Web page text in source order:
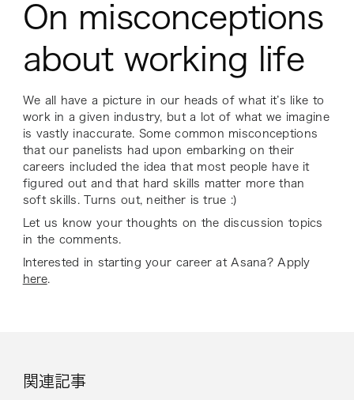
On misconceptions
about working life
We all have a picture in our heads of what it’s like to
work in a given industry, but a lot of what we imagine
is vastly inaccurate. Some common misconceptions
that our panelists had upon embarking on their
careers included the idea that most people have it
figured out and that hard skills matter more than
soft skills. Turns out, neither is true :)
Let us know your thoughts on the discussion topics
in the comments.
Interested in starting your career at Asana? Apply
here.
関連記事